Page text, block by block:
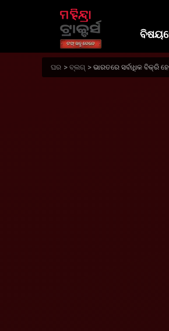
ଘର ବ୍ଲଗ୍ ଭାରତରେ ସର୍ବାଧିକ ବିକ୍ରି